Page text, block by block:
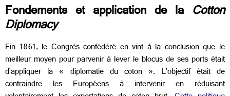
Fondements et application de la Cotton
Diplomacy
Fin 1861, le Congrès confédéré en vint à la conclusion que le
meilleur moyen pour parvenir à lever le blocus de ses ports était
d’appliquer la « diplomatie du coton ». L’objectif était de
contraindre les Européens à intervenir en réduisant